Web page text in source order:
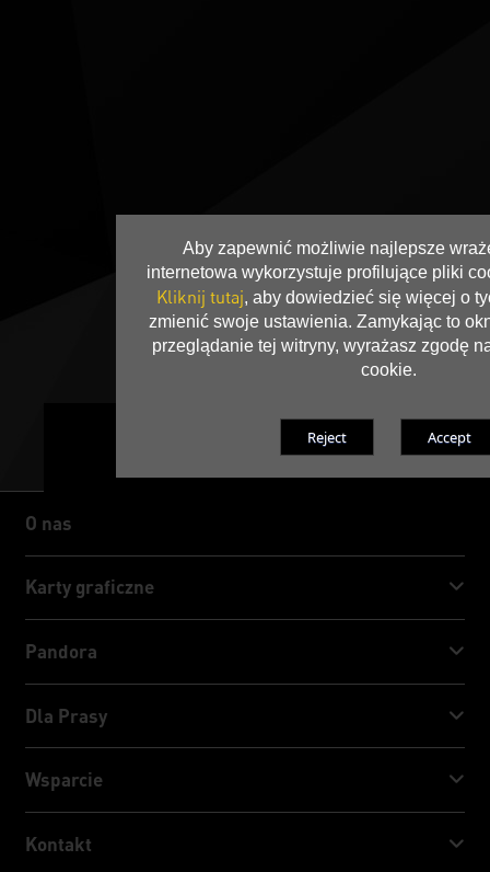
Aby zapewnić możliwie najlepsze
internetowa wykorzystuje profilujące pliki
Kliknij tutaj, aby dowiedzieć się więcej o
zmienić swoje ustawienia. Zamykając to
przeglądanie tej witryny, wyrażasz zgodę
cookie.
O nas
O nas
Karty graficzne
GeForce RTX™ 40 Series
GeForce RTX™ 30 Series
Pandora
NVIDIA Jetson Orin™ Nano Super
Dla Prasy
Social Media
Nagrody & Recenzje
Wsparcie
Kontakt